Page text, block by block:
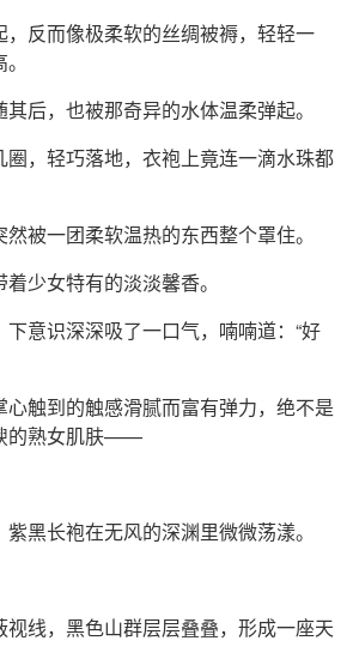
反而像极柔软的丝绸被褥，轻轻一
后，也被那奇异的水体温柔弹起。
圈，轻巧落地，衣袍上竟连一滴水珠都
被一团柔软温热的东西整个罩住。
少女特有的淡淡馨香。
意识深深吸了一口气，喃喃道：“好
触到的触感滑腻而富有弹力，绝不是
的熟女肌肤——
黑长袍在无风的深渊里微微荡漾。
视线，黑色山群层层叠叠，形成一座天